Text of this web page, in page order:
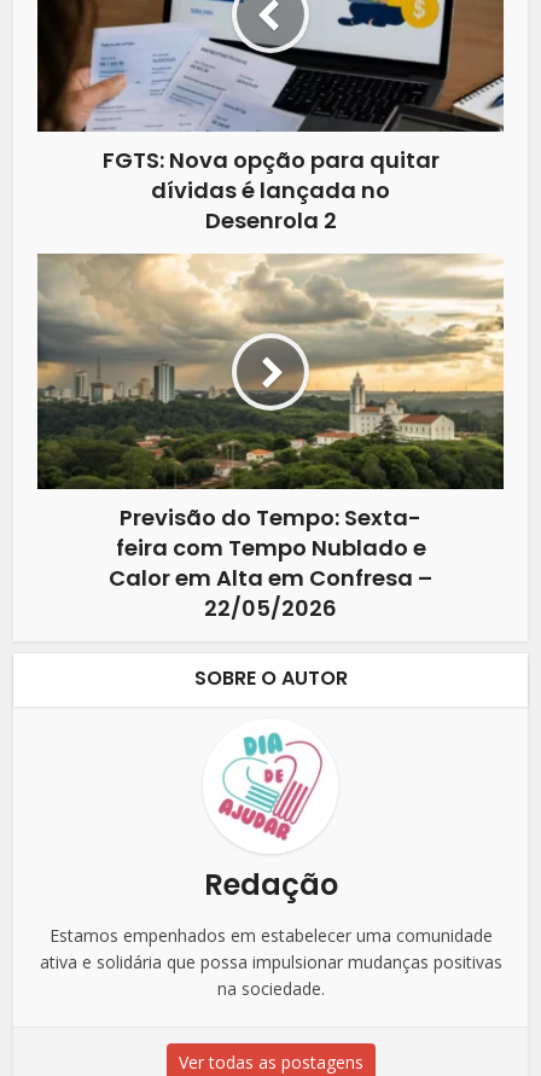
FGTS: Nova opção para quitar
dívidas é lançada no
Desenrola 2
Previsão do Tempo: Sexta-
feira com Tempo Nublado e
Calor em Alta em Confresa –
22/05/2026
SOBRE O AUTOR
Redação
Estamos empenhados em estabelecer uma comunidade
ativa e solidária que possa impulsionar mudanças positivas
na sociedade.
Ver todas as postagens